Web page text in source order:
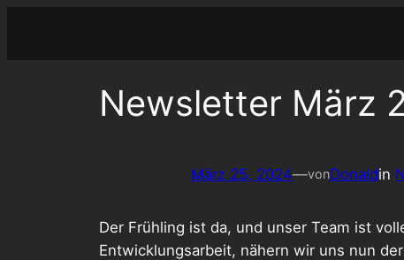
Newsletter März
März 25, 2024—vonDonaldin
Der Frühling ist da, und unser Team ist
Entwicklungsarbeit, nähern wir uns nun